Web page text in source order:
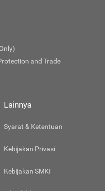
and Trade
Lainnya
Syarat & Ketentuan
Kebijakan Privasi
Kebijakan SMKI